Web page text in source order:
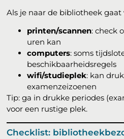
Als je naar de bibliotheek
printen/scannen: check
uren kan
computers: soms
beschikbaarheidsregels
wifi/studieplek: kan
examenzeizoenen
Tip: ga in drukke periodes
voor een rustige plek.
Checklist: